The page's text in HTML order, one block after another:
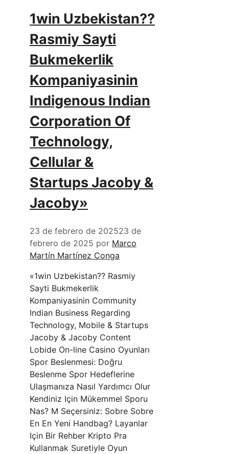
1win Uzbekistan??
Rasmiy Sayti
Bukmekerlik
Kompaniyasinin
Indigenous Indian
Corporation Of
Technology,
Cellular &
Startups Jacoby &
Jacoby»
23 de febrero de 202523 de
febrero de 2025 por Marco
Martín Martínez Conga
«1win Uzbekistan?? Rasmiy
Sayti Bukmekerlik
Kompaniyasinin Community
Indian Business Regarding
Technology, Mobile & Startups
Jacoby & Jacoby Content
Lobide On-line Casino Oyunları
Spor Beslenmesi: Doğru
Beslenme Spor Hedeflerine
Ulaşmanıza Nasıl Yardımcı Olur
Kendiniz Için Mükemmel Sporu
Nas? M Seçersiniz: Sobre Sobre
En En Yeni Handbag? Layanlar
Için Bir Rehber Kripto Pra
Kullanmak Suretiyle Oyun